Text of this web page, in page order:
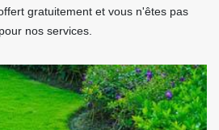
gratuitement et vous n'êtes pas
nos services.